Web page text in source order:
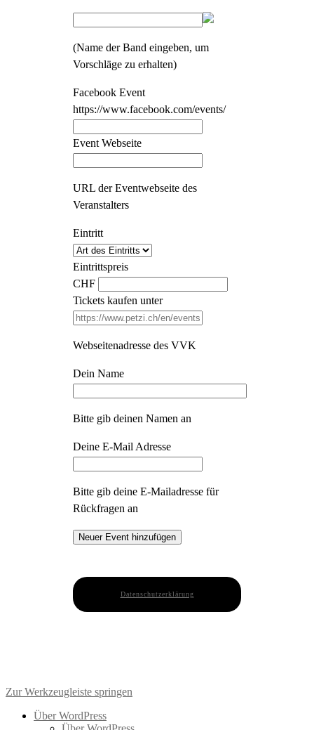
(Name der Band eingeben, um
Vorschläge zu erhalten)
Facebook Event
https://www.facebook.com/events/
Event Webseite
URL der Eventwebseite des
Veranstalters
Eintritt
Eintrittspreis
CHF
Tickets kaufen unter
Webseitenadresse des VVK
Dein Name
Bitte gib deinen Namen an
Deine E-Mail Adresse
Bitte gib deine E-Mailadresse für
Rückfragen an
Datenschutzerklärung
Zur Werkzeugleiste springen
Über WordPress